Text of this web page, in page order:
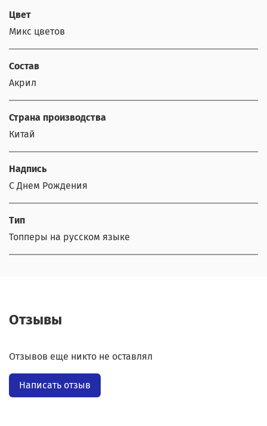
Цвет
Микс цветов
Состав
Акрил
Страна производства
Китай
Надпись
С Днем Рождения
Тип
Топперы на русском языке
Отзывы
Отзывов еще никто не оставлял
Написать отзыв